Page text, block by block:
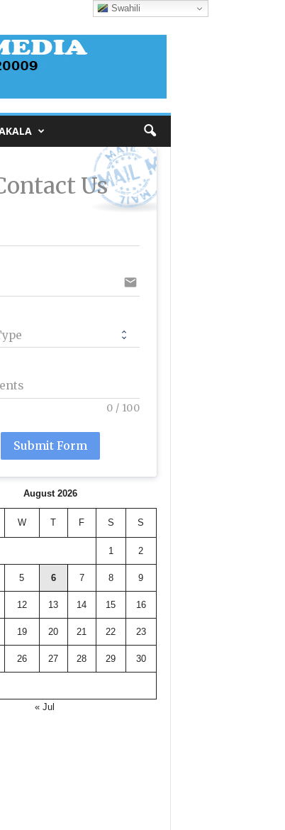
Us
email
0 / 100
Submit Form
August 2026
W T F S S
1 2
5 6 7 8 9
12 13 14 15 16
19 20 21 22 23
26 27 28 29 30
« Jul
Swahili